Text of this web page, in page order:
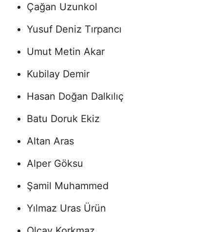
Çağan Uzunkol
Yusuf Deniz Tırpancı
Umut Metin Akar
Kubilay Demir
Hasan Doğan Dalkılıç
Batu Doruk Ekiz
Altan Aras
Alper Göksu
Şamil Muhammed
Yılmaz Uras Ürün